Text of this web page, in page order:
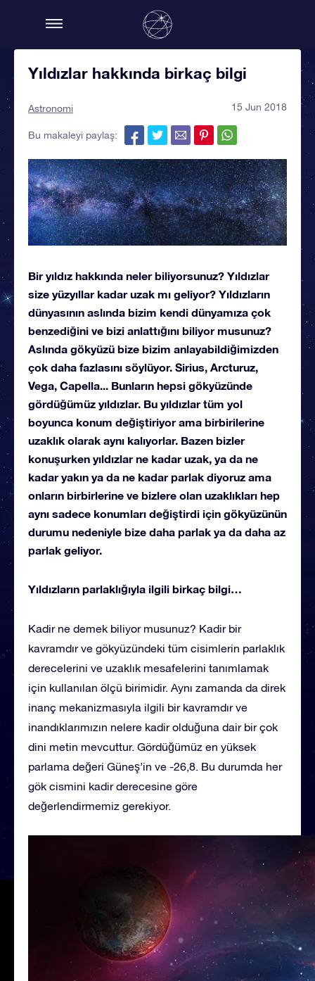
Yıldızlar hakkında birkaç bilgi
Astronomi 15 Jun 2018
Bu makaleyi paylaş:
Bir yıldız hakkında neler biliyorsunuz? Yıldızlar
size yüzyıllar kadar uzak mı geliyor? Yıldızların
dünyasının aslında bizim kendi dünyamıza çok
benzediğini ve bizi anlattığını biliyor musunuz?
Aslında gökyüzü bize bizim anlayabildiğimizden
çok daha fazlasını söylüyor. Sirius, Arcturuz,
Vega, Capella... Bunların hepsi gökyüzünde
gördüğümüz yıldızlar. Bu yıldızlar tüm yol
boyunca konum değiştiriyor ama birbirilerine
uzaklık olarak aynı kalıyorlar. Bazen bizler
konuşurken yıldızlar ne kadar uzak, ya da ne
kadar yakın ya da ne kadar parlak diyoruz ama
onların birbirlerine ve bizlere olan uzaklıkları hep
aynı sadece konumları değiştirdi için gökyüzünün
durumu nedeniyle bize daha parlak ya da daha az
parlak geliyor.
Yıldızların parlaklığıyla ilgili birkaç bilgi…
Kadir ne demek biliyor musunuz? Kadir bir
kavramdır ve gökyüzündeki tüm cisimlerin parlaklık
derecelerini ve uzaklık mesafelerini tanımlamak
için kullanılan ölçü birimidir. Aynı zamanda da direk
inanç mekanizmasıyla ilgili bir kavramdır ve
inandıklarımızın nelere kadir olduğuna dair bir çok
dini metin mevcuttur. Gördüğümüz en yüksek
parlama değeri Güneş’in ve -26,8. Bu durumda her
gök cismini kadir derecesine göre
değerlendirmemiz gerekiyor.